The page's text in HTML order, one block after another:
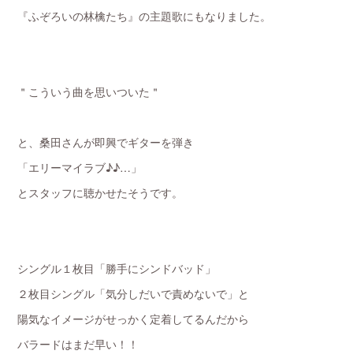
『ふぞろいの林檎たち』の主題歌にもなりました。
＂こういう曲を思いついた＂
と、桑田さんが即興でギターを弾き
「エリーマイラブ♪♪…」
とスタッフに聴かせたそうです。
シングル１枚目「勝手にシンドバッド」
２枚目シングル「気分しだいで責めないで」と
陽気なイメージがせっかく定着してるんだから
バラードはまだ早い！！